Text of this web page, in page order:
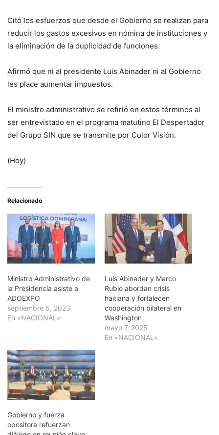
Citó los esfuerzos que desde el Gobierno se realizan para
reducir los gastos excesivos en nómina de instituciones y
la eliminación de la duplicidad de funciones.
Afirmó que ni al presidente Luis Abinader ni al Gobierno
les place aumentar impuestos.
El ministro administrativo se refirió en estos términos al
ser entrevistado en el programa matutino El Despertador
del Grupo SIN que se transmite por Color Visión.
(Hoy)
Relacionado
Ministro Administrativo de
la Presidencia asiste a
ADOEXPO
septiembre 5, 2023
En «NACIONAL»
Luis Abinader y Marco
Rubio abordan crisis
haitiana y fortalecen
cooperación bilateral en
Washington
mayo 7, 2025
En «NACIONAL»
Gobierno y fuerza
opositora refuerzan